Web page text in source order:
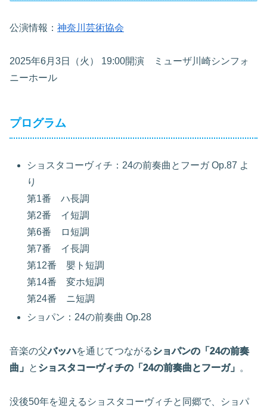
公演情報： 神奈川芸術協会
2025年6月3日（火） 19:00開演 ミューザ川崎シンフォ
ニーホール
プログラム
ショスタコーヴィチ：24の前奏曲とフーガ Op.87 よ
り
第1番 ハ長調
第2番 イ短調
第6番 ロ短調
第7番 イ長調
第12番 嬰ト短調
第14番 変ホ短調
第24番 ニ短調
ショパン：24の前奏曲 Op.28
音楽の父バッハを通じてつながるショパンの「24の前奏
曲」 と ショスタコーヴィチの「24の前奏曲とフーガ」 。
没後50年を迎えるショスタコーヴィチと同郷で、ショパ